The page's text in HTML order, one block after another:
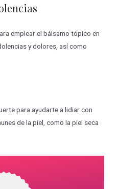
emplear el bálsamo tópico en
y dolores, así como
para ayudarte a lidiar con
de la piel, como la piel seca